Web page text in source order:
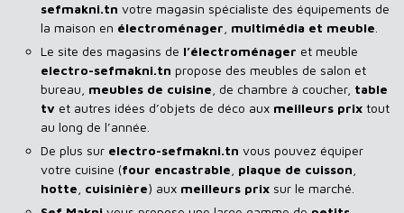
sefmakni.tn votre magasin spécialiste des équipements de
la maison en électroménager multimédia et meuble
Le site des magasins de l’électroménager et meuble
electro-sefmakni.tn propose des meubles de salon et
bureau, meubles de cuisine , de chambre à coucher, table
tv et autres idées d’objets de déco aux meilleurs prix tout
au long de l’année.
De plus sur electro-sefmakni.tn vous pouvez équiper
votre cuisine (four encastrable plaque de cuisson
hotte cuisinière) aux meilleurs prix sur le marché.